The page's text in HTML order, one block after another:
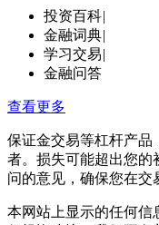
投资百科|
金融词典|
学习交易|
金融问答
查看更多
保证金交易等杠杆产品
者。损失可能超出您的
问的意见，确保您在交
本网站上显示的任何信